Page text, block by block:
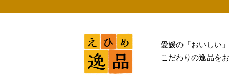
愛媛の「おいしい
こだわりの逸品を